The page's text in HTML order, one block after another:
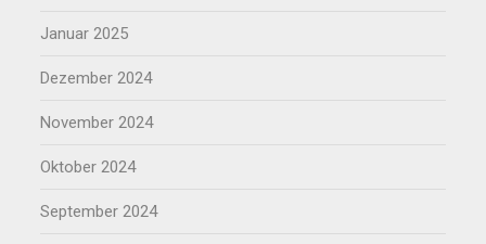
Januar 2025
Dezember 2024
November 2024
Oktober 2024
September 2024